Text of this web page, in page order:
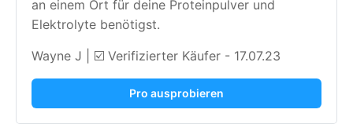
an einem Ort für deine Proteinpulver und
Elektrolyte benötigst.
Wayne J | ☑️ Verifizierter Käufer - 17.07.23
Pro ausprobieren